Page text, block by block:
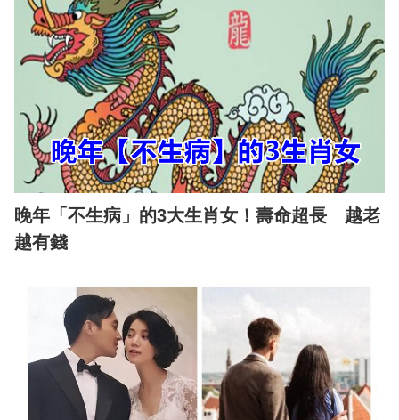
晚年「不生病」的3大生肖女！壽命超長 越老
越有錢